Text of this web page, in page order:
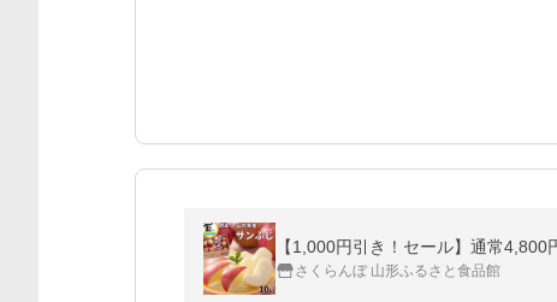
【1,000円引き！セール】通常
さくらんぼ 山形ふるさと食品館